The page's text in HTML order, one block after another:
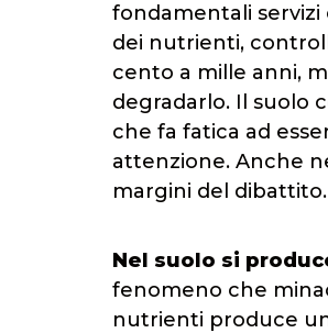
fondamentali servizi
dei nutrienti,
cento a mille anni,
degradarlo. Il suolo
che fa fatica ad
attenzione. Anche
margini del dibattito.
Nel suolo si
fenomeno che
nutrienti produce